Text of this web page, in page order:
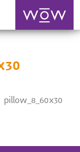
pillow_8_60x30